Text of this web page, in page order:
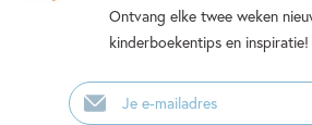
Ontvang elke twee weken
kinderboekentips en inspiratie!
E-
mailadres